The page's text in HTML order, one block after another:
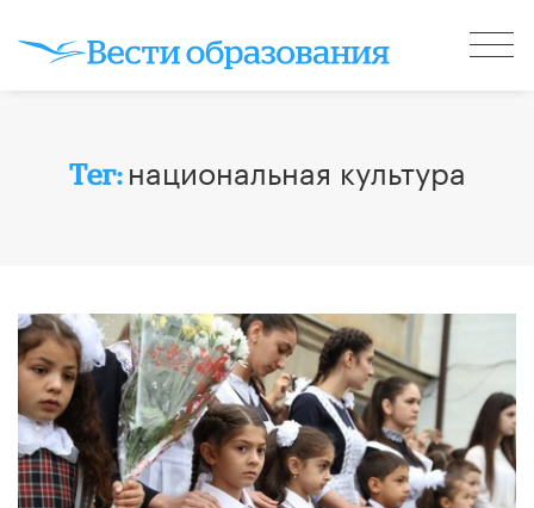
Тег: национальная культура